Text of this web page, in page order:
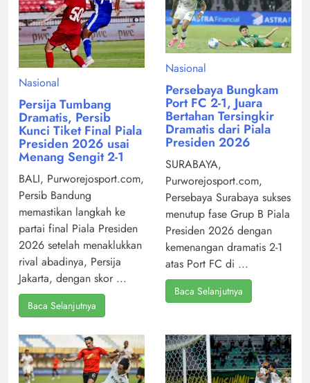
Nasional
Persija Tumbang
Dramatis, Persib
Kunci Tiket Final Piala
Presiden 2026 usai
Menang Sengit 2-1
BALI, Purworejosport.com,
Persib Bandung
memastikan langkah ke
partai final Piala Presiden
2026 setelah menaklukkan
rival abadinya, Persija
Jakarta, dengan skor ...
Baca Selanjutnya
Nasional
Persebaya Bungkam
Port FC 2-1, Juara
Bertahan Tersingkir
Dramatis dari Piala
Presiden 2026
SURABAYA,
Purworejosport.com,
Persebaya Surabaya sukses
menutup fase Grup B Piala
Presiden 2026 dengan
kemenangan dramatis 2-1
atas Port FC di ...
Baca Selanjutnya